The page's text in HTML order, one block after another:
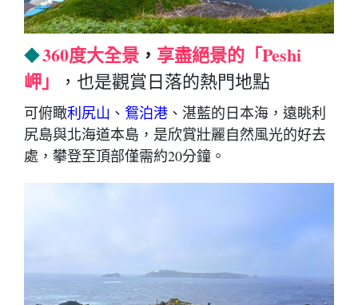
◆360度大全景 ， 享盡絕景的「Peshi
岬」
，也是觀賞日落的熱門地點
可俯瞰利尻山 、 鴛泊港 、湛藍的日本海，遠眺利
尻島與北海道本島，是欣賞壯麗自然風光的好去
處，攀登至頂部僅需約20分鐘。